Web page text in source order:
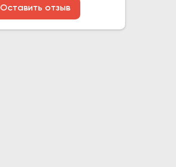
Оставить отзыв